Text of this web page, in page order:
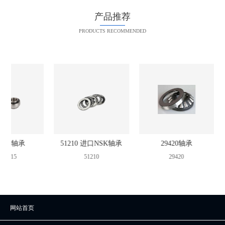
产品推荐
PRODUCTS RECOMMENDED
轴承 51210 进口NSK轴承
51210
29420轴承
29420
网站首页